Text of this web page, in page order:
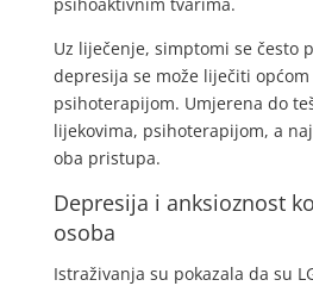
Uz liječenje, simptomi se često
depresija se može liječiti
psihoterapijom. Umjerena do
lijekovima, psihoterapijom, a
oba pristupa.
Depresija i anksioznost
osoba
Istraživanja su pokazala da su